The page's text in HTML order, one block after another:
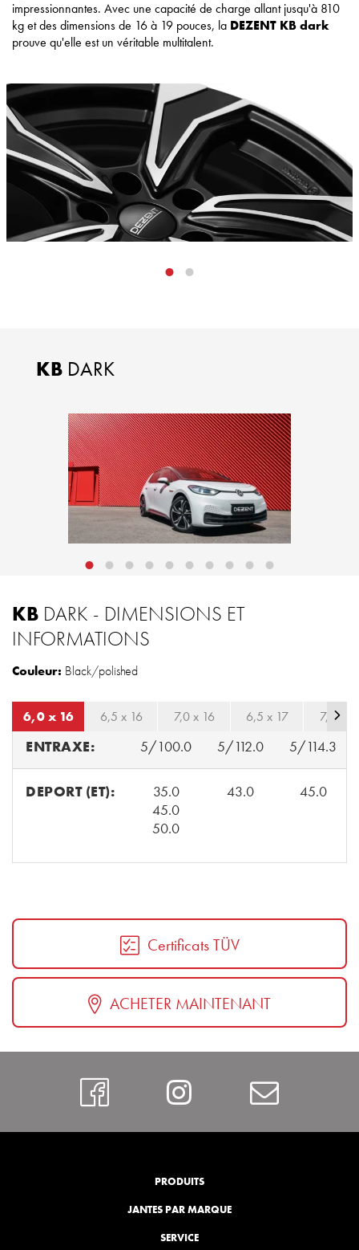
impressionnantes. Avec une capacité de charge allant jusqu'à 810
kg et des dimensions de 16 à 19 pouces, la DEZENT KB dark
prouve qu'elle est un véritable multitalent.
KB DARK
KB DARK - DIMENSIONS ET
INFORMATIONS
Couleur: Black/polished
6,0 x 16 6,5 x 16 7,0 x 16 6,5 x 17 7,0 x
ENTRAXE: 5/100.0 5/112.0 5/114.3
DEPORT (ET):
35.0
45.0
50.0
43.0 45.0
Certificats TÜV
ACHETER MAINTENANT
https://Instagram
PRODUITS
JANTES PAR MARQUE
SERVICE